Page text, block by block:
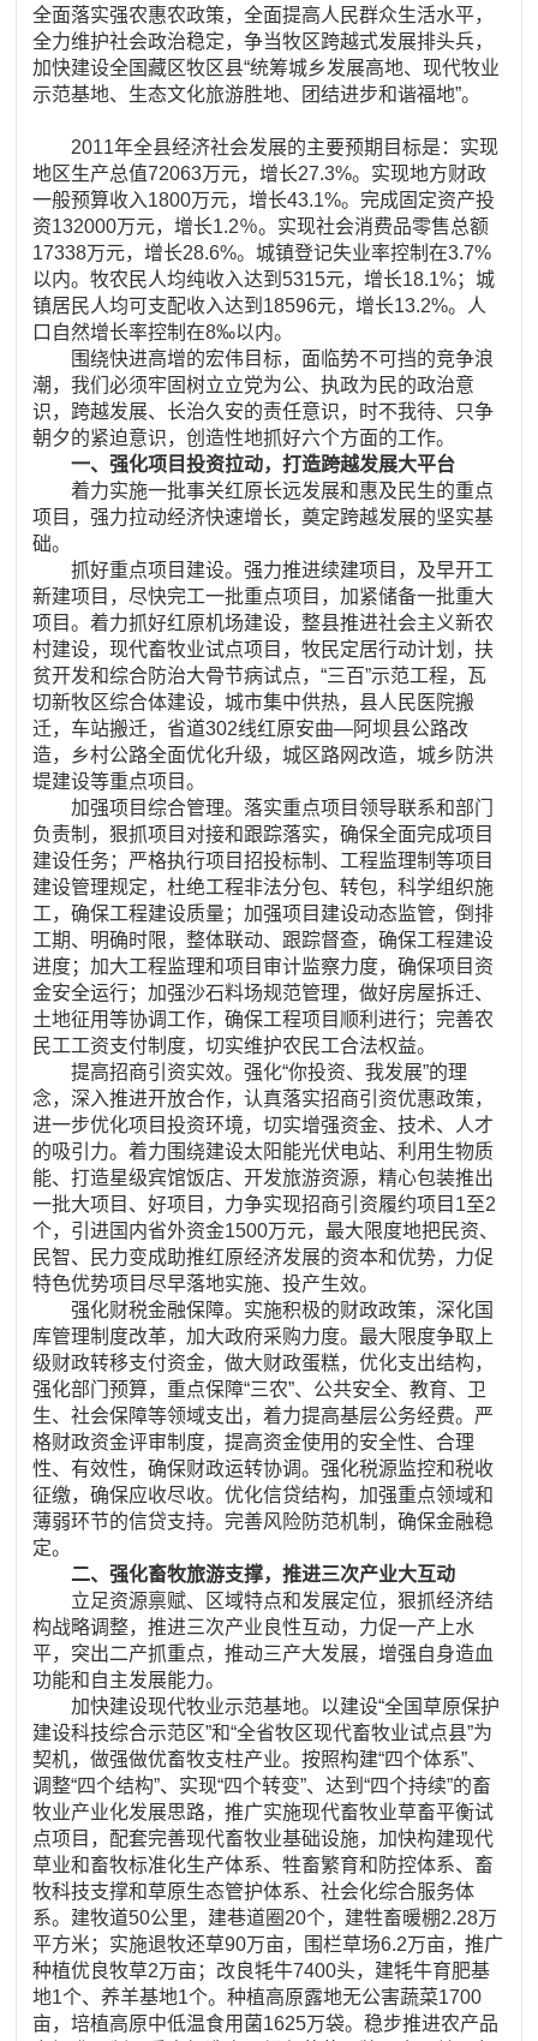
全面落实强农惠农政策，全面提高人民群众生活水平，
全力维护社会政治稳定，争当牧区跨越式发展排头兵，
加快建设全国藏区牧区县“统筹城乡发展高地、现代牧业
示范基地、生态文化旅游胜地、团结进步和谐福地”。
2011年全县经济社会发展的主要预期目标是：实现
地区生产总值72063万元，增长27.3%。实现地方财政
一般预算收入1800万元，增长43.1%。完成固定资产投
资132000万元，增长1.2％。实现社会消费品零售总额
17338万元，增长28.6%。城镇登记失业率控制在3.7%
以内。牧农民人均纯收入达到5315元，增长18.1%；城
镇居民人均可支配收入达到18596元，增长13.2%。人
口自然增长率控制在8‰以内。
围绕快进高增的宏伟目标，面临势不可挡的竞争浪
潮，我们必须牢固树立立党为公、执政为民的政治意
识，跨越发展、长治久安的责任意识，时不我待、只争
朝夕的紧迫意识，创造性地抓好六个方面的工作。
一、强化项目投资拉动，打造跨越发展大平台
着力实施一批事关红原长远发展和惠及民生的重点
项目，强力拉动经济快速增长，奠定跨越发展的坚实基
础。
抓好重点项目建设。强力推进续建项目，及早开工
新建项目，尽快完工一批重点项目，加紧储备一批重大
项目。着力抓好红原机场建设，整县推进社会主义新农
村建设，现代畜牧业试点项目，牧民定居行动计划，扶
贫开发和综合防治大骨节病试点，“三百”示范工程，瓦
切新牧区综合体建设，城市集中供热，县人民医院搬
迁，车站搬迁，省道302线红原安曲—阿坝县公路改
造，乡村公路全面优化升级，城区路网改造，城乡防洪
堤建设等重点项目。
加强项目综合管理。落实重点项目领导联系和部门
负责制，狠抓项目对接和跟踪落实，确保全面完成项目
建设任务；严格执行项目招投标制、工程监理制等项目
建设管理规定，杜绝工程非法分包、转包，科学组织施
工，确保工程建设质量；加强项目建设动态监管，倒排
工期、明确时限，整体联动、跟踪督查，确保工程建设
进度；加大工程监理和项目审计监察力度，确保项目资
金安全运行；加强沙石料场规范管理，做好房屋拆迁、
土地征用等协调工作，确保工程项目顺利进行；完善农
民工工资支付制度，切实维护农民工合法权益。
提高招商引资实效。强化“你投资、我发展”的理
念，深入推进开放合作，认真落实招商引资优惠政策，
进一步优化项目投资环境，切实增强资金、技术、人才
的吸引力。着力围绕建设太阳能光伏电站、利用生物质
能、打造星级宾馆饭店、开发旅游资源，精心包装推出
一批大项目、好项目，力争实现招商引资履约项目1至2
个，引进国内省外资金1500万元，最大限度地把民资、
民智、民力变成助推红原经济发展的资本和优势，力促
特色优势项目尽早落地实施、投产生效。
强化财税金融保障。实施积极的财政政策，深化国
库管理制度改革，加大政府采购力度。最大限度争取上
级财政转移支付资金，做大财政蛋糕，优化支出结构，
强化部门预算，重点保障“三农”、公共安全、教育、卫
生、社会保障等领域支出，着力提高基层公务经费。严
格财政资金评审制度，提高资金使用的安全性、合理
性、有效性，确保财政运转协调。强化税源监控和税收
征缴，确保应收尽收。优化信贷结构，加强重点领域和
薄弱环节的信贷支持。完善风险防范机制，确保金融稳
定。
二、强化畜牧旅游支撑，推进三次产业大互动
立足资源禀赋、区域特点和发展定位，狠抓经济结
构战略调整，推进三次产业良性互动，力促一产上水
平，突出二产抓重点，推动三产大发展，增强自身造血
功能和自主发展能力。
加快建设现代牧业示范基地。以建设“全国草原保护
建设科技综合示范区”和“全省牧区现代畜牧业试点县”为
契机，做强做优畜牧支柱产业。按照构建“四个体系”、
调整“四个结构”、实现“四个转变”、达到“四个持续”的畜
牧业产业化发展思路，推广实施现代畜牧业草畜平衡试
点项目，配套完善现代畜牧业基础设施，加快构建现代
草业和畜牧标准化生产体系、牲畜繁育和防控体系、畜
牧科技支撑和草原生态管护体系、社会化综合服务体
系。建牧道50公里，建巷道圈20个，建牲畜暖棚2.28万
平方米；实施退牧还草90万亩，围栏草场6.2万亩，推广
种植优良牧草2万亩；改良牦牛7400头，建牦牛育肥基
地1个、养羊基地1个。种植高原露地无公害蔬菜1700
亩，培植高原中低温食用菌1625万袋。稳步推进农产品